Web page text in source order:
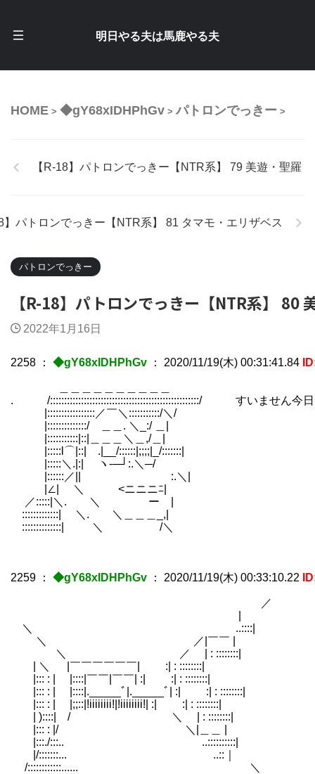
明日やる夫は馬鹿やる夫
HOME > ◆gY68xIDHPhGv > パトロンでっきー >
【R-18】パトロンでっきー【NTR系】 79 美遊・聖羅
】パトロンでっきー【NTR系】 81 タマモ・エリザベス
パトロンでっきー
【R-18】パトロンでっきー【NTR系】 80
2022年1月16日
2258 ： ◆gY68xIDHPhGv ： 2020/11/19(木) 00:31:41.84
. /:::::::::::::::::::::::::::::::::::::::::::::::::::::/ すいません今日
|:::::::::::::::::／￣＼:::::::::::/＼/
|::::::::::::::/ ＿＿. ＼_:/ ＿|
|:::::::::::|::|＿＿＿＼＿,/＿|
|:::::l⌒|::| .|__/::::::|;;;;|_/:::::::|
|:::::＼.|:| ヽ‐─┘:.＼─/
|::::::／|| :.＼|
|∠| ＼ <ニニニﾆ|
／:::::|＼. ＼ ー |
:::::::::::::| ＼. ＼＿＿＿_,|
::::::::::::::| ＼ /＼
2259 ： ◆gY68xIDHPhGv ： 2020/11/19(木) 00:33:10.22
／
＼ ..::::|
＼ ／|￣￣ |
＼ ／ | : ::::::::|
| ＼ |￣￣￣￣￣￣| :| : ::::::::|
|::: : | |::::|￣￣|￣￣| :| :| : ::::::::|
|::: : | |::::|._____ﾞ|._____ﾞ| :| :| : ::::::::|
|::: : | |;;::|!iiiiiiii!|!iiiiiiii!| :| :| : ::::::::|
| )::::| / ＼ | : ::::::::|
|::: : |/ ＼|＿＿ |
|:::./:::.. ..::::::::::|
|/:::::::... ..::｜
/::::::::::::...... ＼